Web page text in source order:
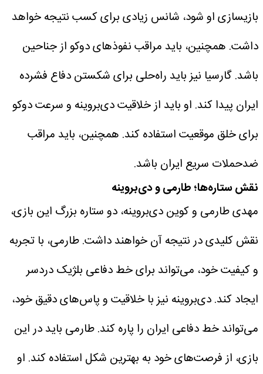
بازیسازی او شود، شانس زیادی برای کسب نتیجه خواهد
داشت. همچنین، باید مراقب نفوذهای دوکو از جناحین
باشد. گارسیا نیز باید راه‌حلی برای شکستن دفاع فشرده
ایران پیدا کند. او باید از خلاقیت دی‌بروینه و سرعت دوکو
برای خلق موقعیت استفاده کند. همچنین، باید مراقب
ضدحملات سریع ایران باشد.
نقش ستاره‌ها؛ طارمی و دی‌بروینه
مهدی طارمی و کوین دی‌بروینه، دو ستاره بزرگ این بازی،
نقش کلیدی در نتیجه آن خواهند داشت. طارمی، با تجربه
و کیفیت خود، می‌تواند برای خط دفاعی بلژیک دردسر
ایجاد کند. دی‌بروینه نیز با خلاقیت و پاس‌های دقیق خود،
می‌تواند خط دفاعی ایران را پاره کند. طارمی باید در این
بازی، از فرصت‌های خود به بهترین شکل استفاده کند. او